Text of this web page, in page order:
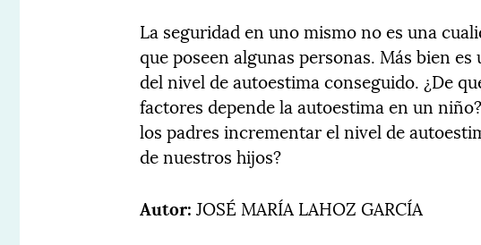
La seguridad en uno mismo no es una
que poseen algunas personas. Más bien
del nivel de autoestima conseguido. ¿De
factores depende la autoestima en un
los padres incrementar el nivel de
de nuestros hijos?
Autor:JOSÉ MARÍA LAHOZ GARCÍA